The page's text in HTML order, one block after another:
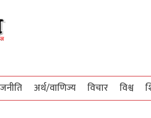
अर्थ/वाणिज्य विचार विश्व